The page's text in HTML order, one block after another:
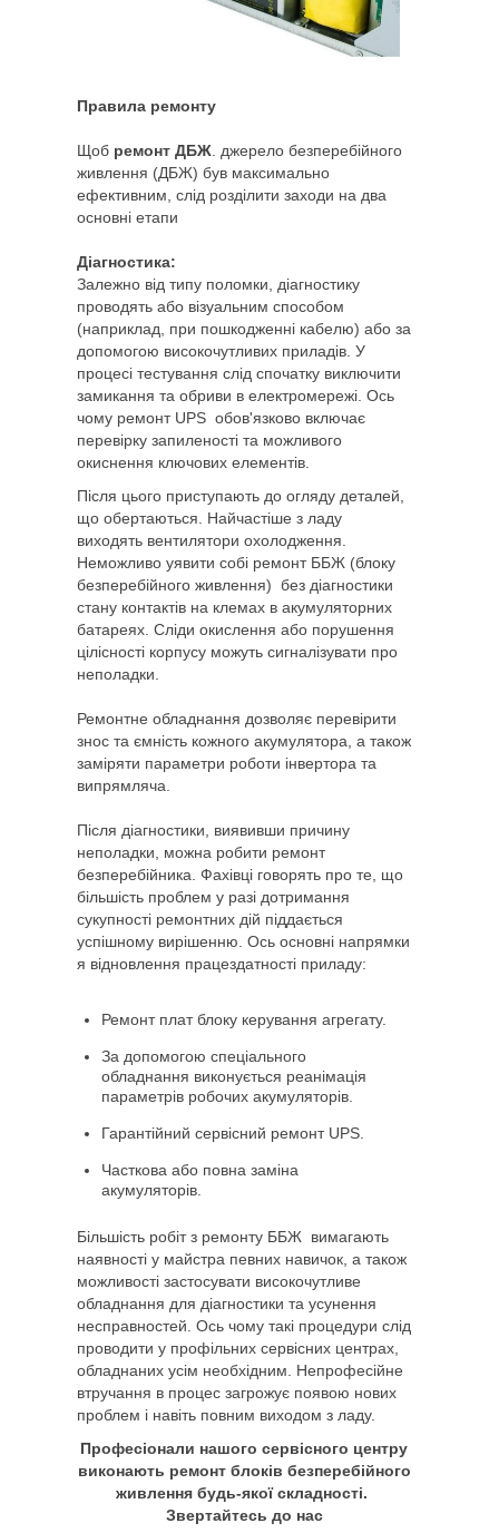
Правила ремонту
Щоб ремонт ДБЖ . джерело безперебійного
живлення (ДБЖ) був максимально
ефективним, слід розділити заходи на два
основні етапи
Діагностика:
Залежно від типу поломки, діагностику
проводять або візуальним способом
(наприклад, при пошкодженні кабелю) або за
допомогою високочутливих приладів. У
процесі тестування слід спочатку виключити
замикання та обриви в електромережі. Ось
чому ремонт UPS обов'язково включає
перевірку запиленості та можливого
окиснення ключових елементів.
Після цього приступають до огляду деталей,
що обертаються. Найчастіше з ладу
виходять вентилятори охолодження.
Неможливо уявити собі ремонт ББЖ (блоку
безперебійного живлення) без діагностики
стану контактів на клемах в акумуляторних
батареях. Сліди окислення або порушення
цілісності корпусу можуть сигналізувати про
неполадки.
Ремонтне обладнання дозволяє перевірити
знос та ємність кожного акумулятора, а також
заміряти параметри роботи інвертора та
випрямляча.
Після діагностики, виявивши причину
неполадки, можна робити ремонт
безперебійника. Фахівці говорять про те, що
більшість проблем у разі дотримання
сукупності ремонтних дій піддається
успішному вирішенню. Ось основні напрямки
я відновлення працездатності приладу:
Ремонт плат блоку керування агрегату.
За допомогою спеціального
обладнання виконується реанімація
параметрів робочих акумуляторів.
Гарантійний сервісний ремонт UPS.
Часткова або повна заміна
акумуляторів.
Більшість робіт з ремонту ББЖ вимагають
наявності у майстра певних навичок, а також
можливості застосувати високочутливе
обладнання для діагностики та усунення
несправностей. Ось чому такі процедури слід
проводити у профільних сервісних центрах,
обладнаних усім необхідним. Непрофесійне
втручання в процес загрожує появою нових
проблем і навіть повним виходом з ладу.
Професіонали нашого сервісного центру
виконають ремонт блоків безперебійного
живлення будь-якої складності.
Звертайтесь до нас